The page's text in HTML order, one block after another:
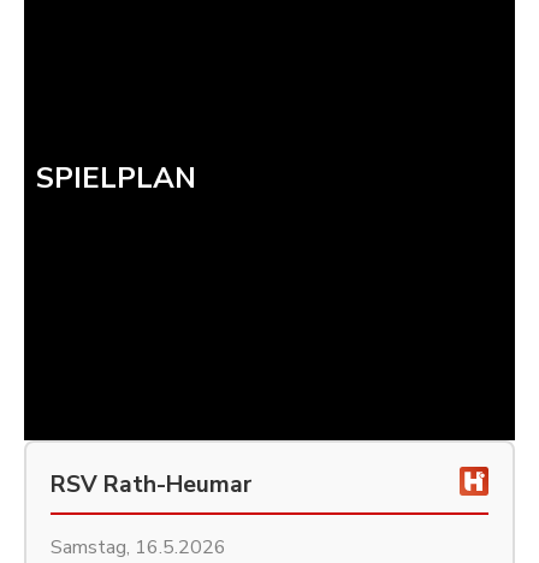
SPIELPLAN
RSV Rath-Heumar
Samstag, 16.5.2026